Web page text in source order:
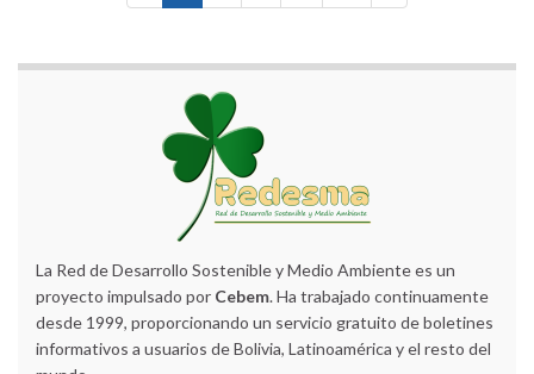
La Red de Desarrollo Sostenible y Medio Ambiente es un
proyecto impulsado por Cebem. Ha trabajado continuamente
desde 1999, proporcionando un servicio gratuito de boletines
informativos a usuarios de Bolivia, Latinoamérica y el resto del